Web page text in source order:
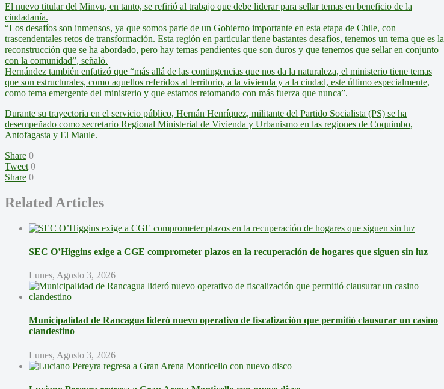
El nuevo titular del Minvu, en tanto, se refirió al trabajo que debe liderar para sellar temas en beneficio de la
ciudadanía.
“Los desafíos son inmensos, ya que somos parte de un Gobierno importante en esta etapa de Chile, con
trascendentales retos de transformación. Esta región en particular tiene bastantes desafíos, tenemos un tema que es la
reconstrucción que se ha abordado, pero hay temas pendientes que son duros y que tenemos que sellar en conjunto
con la comunidad”, señaló.
Hernández también enfatizó que “más allá de las contingencias que nos da la naturaleza, el ministerio tiene temas
que son estructurales, como aquellos referidos al territorio, a la vivienda y a la ciudad, este último especialmente,
como tema emergente del ministerio y que estamos retomando con más fuerza que nunca”.
Durante su trayectoria en el servicio público, Hernán Henríquez, militante del Partido Socialista (PS) se ha
desempeñado como secretario Regional Ministerial de Vivienda y Urbanismo en las regiones de Coquimbo,
Antofagasta y El Maule.
Share 0
Tweet 0
Share 0
Related Articles
SEC O’Higgins exige a CGE comprometer plazos en la recuperación de hogares que siguen sin luz
Lunes, Agosto 3, 2026
Municipalidad de Rancagua lideró nuevo operativo de fiscalización que permitió clausurar un casino
clandestino
Lunes, Agosto 3, 2026